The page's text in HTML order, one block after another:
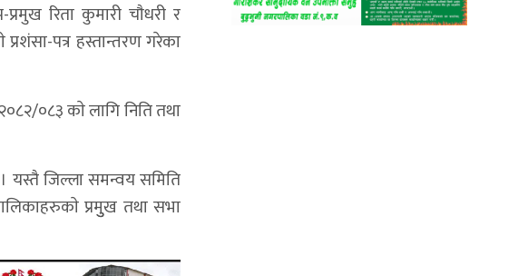
रिता कुमारी चाैधरी र
पत्र हस्तान्तरण गरेका
०८३ काे लागि निति तथा
यस्तै जिल्ला समन्वय समिति
प्रमुुख तथा सभा